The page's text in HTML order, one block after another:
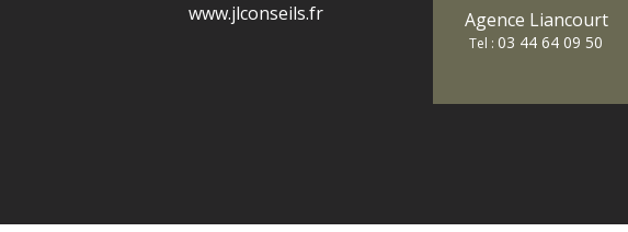
www.jlconseils.fr Agence Liancourt
Tel :03 44 64 09 50